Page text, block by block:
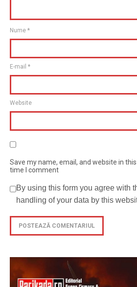
Nume *
E-mail *
Website
Save my name, email, and website in
time I comment
By using this form you agree with
handling of your data by this